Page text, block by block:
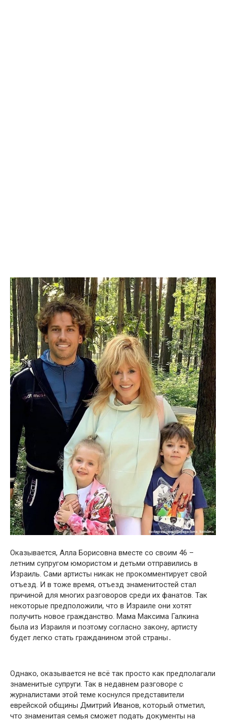
Оказывается, Алла Борисовна вместе со своим 46 –
летним супругом юмористом и детьми отправились в
Израиль. Сами артисты никак не прокомментирует свой
отъезд. И в тоже время, отъезд знаменитостей стал
причиной для многих разговоров среди их фанатов. Так
некоторые предположили, что в Израиле они хотят
получить новое гражданство. Мама Максима Галкина
была из Израиля и поэтому согласно закօну, артисту
будет легко стать гражданином этой страны․
Однако, оказывается не всё так просто как предполагали
знаменитые супруги. Так в недавнем разговоре с
журналистами этой теме коснулся представители
еврейской общины Дмитрий Иванов, который отметил,
что знаменитая семья сможет подать документы на